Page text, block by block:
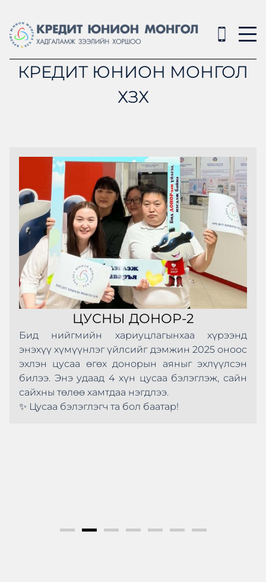
КРЕДИТ ЮНИОН МОНГОЛ
ХЗХ
ЦУСНЫ ДОНОР-2
Бид нийгмийн хариуцлагынхаа хүрээнд
энэхүү хүмүүнлэг үйлсийг дэмжин 2025 оноос
эхлэн цусаа өгөх донорын аяныг эхлүүлсэн
билээ. Энэ удаад 4 хүн цусаа бэлэглэж, сайн
сайхны төлөө хамтдаа нэгдлээ.
✨ Цусаа бэлэглэгч та бол баатар!